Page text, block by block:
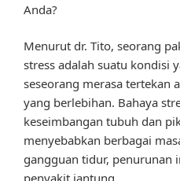
Anda?
Menurut dr. Tito, seorang
stress adalah suatu kondisi
seseorang merasa tertekan
yang berlebihan. Bahaya
keseimbangan tubuh dan
menyebabkan berbagai
gangguan tidur, penurunan